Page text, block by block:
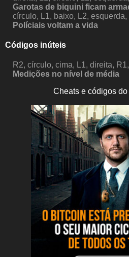
Garotas de biquini ficam
círculo, L1, baixo, L2,
Políciais voltam a vida
Códigos inúteis
R2, círculo, cima, L1, direita,
Medições no nível de média
Cheats e códigos